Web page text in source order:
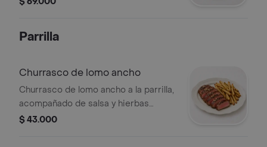
Parrilla
Churrasco de lomo ancho
Churrasco de lomo ancho a la parrilla,
acompañado de salsa y hierbas
aromáticas.
$ 43.000